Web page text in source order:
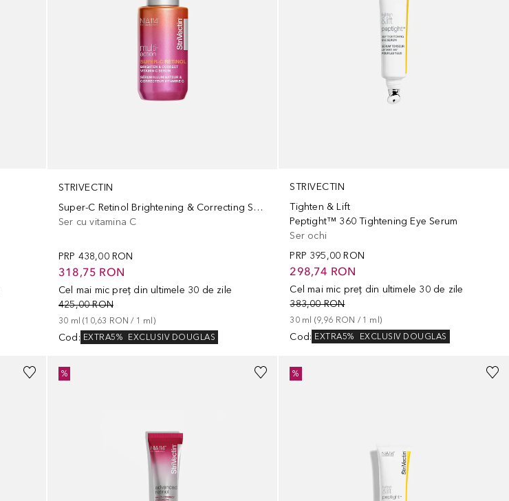
STRIVECTIN
Super-C Retinol Brightening & Correcting Serum
Ser cu vitamina C
PRP 438,00 RON
318,75 RON
Cel mai mic preț din ultimele 30 de zile
425,00 RON
30 ml (10,63 RON / 1 ml)
Cod : EXTRA5% EXCLUSIV DOUGLAS
STRIVECTIN
Tighten & Lift
Peptight™ 360 Tightening Eye Serum
Ser ochi
PRP 395,00 RON
298,74 RON
Cel mai mic preț din ultimele 30 de zile
383,00 RON
30 ml (9,96 RON / 1 ml )
Cod: EXTRA5% EXCLUSIV DOUGLAS
% %